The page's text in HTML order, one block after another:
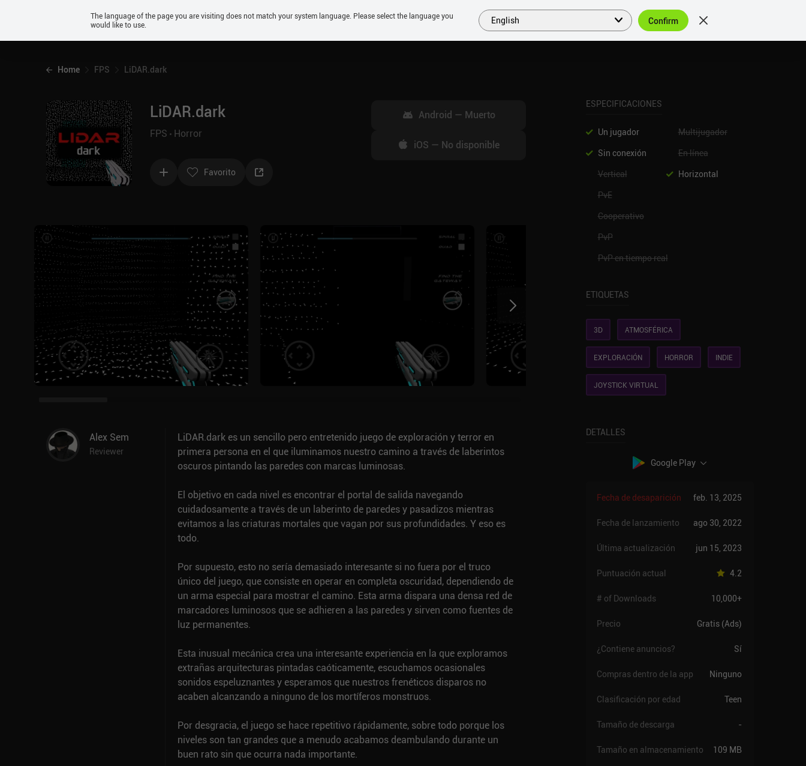
Android
PRÓXIMOS SIMILARES COLECCIONES TOP ES
Home FPS LiDAR.dark
LiDAR.dark
FPS Horror
Favorito
Android — Muerto
iOS — No disponible
Alex Sem
Reviewer
LiDAR.dark es un sencillo pero entretenido juego de exploración y terror en
primera persona en el que iluminamos nuestro camino a través de laberintos
oscuros pintando las paredes con marcas luminosas.
El objetivo en cada nivel es encontrar el portal de salida navegando
cuidadosamente a través de un laberinto de paredes y pasadizos mientras
evitamos a las criaturas mortales que vagan por sus profundidades. Y eso es
todo.
Por supuesto, esto no sería demasiado interesante si no fuera por el truco
único del juego, que consiste en operar en completa oscuridad, dependiendo de
un arma especial para mostrar el camino. Esta arma dispara una densa red de
marcadores luminosos que se adhieren a las paredes y sirven como fuentes de
luz permanentes.
Esta inusual mecánica crea una interesante experiencia en la que exploramos
extrañas arquitecturas pintadas caóticamente, escuchamos ocasionales
sonidos espeluznantes y esperamos que nuestros frenéticos disparos no
acaben alcanzando a ninguno de los mortíferos monstruos.
Por desgracia, el juego se hace repetitivo rápidamente, sobre todo porque los
niveles son tan grandes que a menudo acabamos deambulando durante un
buen rato sin que ocurra nada importante.
ESPECIFICACIONES
Un jugador
Multijugador
Sin conexión
En línea
Vertical
Horizontal
PvE
Cooperativo
PvP
PvP en tiempo real
ETIQUETAS
3D ATMOSFÉRICA
EXPLORACIÓN HORROR INDIE
JOYSTICK VIRTUAL
DETALLES
Google Play
Fecha de desaparición feb. 13, 2025
Fecha de lanzamiento ago 30, 2022
Última actualización jun 15, 2023
Puntuación actual 4.2
# of Downloads 10,000+
Precio Gratis (Ads)
¿Contiene anuncios? Sí
Compras dentro de la app Ninguno
Clasificación por edad Teen
Tamaño de descarga -
Tamaño en almacenamiento 109 MB
The language of the page you are visiting does not match your system language. Please select the language you
would like to use.
English Confirm